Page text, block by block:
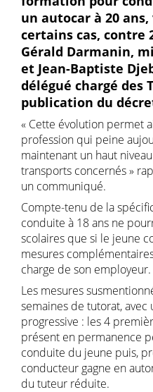
un autocar à 20
certains cas, contre
Gérald Darmanin,
et Jean-Baptiste
délégué chargé des
publication du
« Cette évolution permet
profession qui peine
maintenant un haut
transports concernés »
un communiqué.
Compte-tenu de la
conduite à 18 ans ne
scolaires que si le jeune
mesures
charge de son employeur.
Les mesures
semaines de tutorat,
progressive : les 4
présent en permanence
conduite du jeune puis,
conducteur gagne en
du tuteur réduite.